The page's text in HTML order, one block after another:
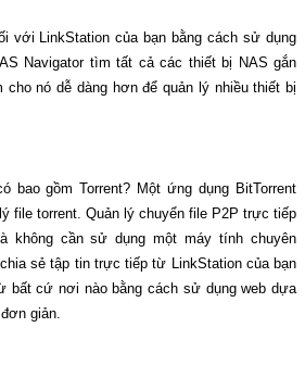
với LinkStation của bạn bằng cách sử dụng
Navigator tìm tất cả các thiết bị NAS gắn
cho nó dễ dàng hơn để quản lý nhiều thiết bị
bao gồm Torrent? Một ứng dụng BitTorrent
file torrent. Quản lý chuyển file P2P trực tiếp
không cần sử dụng một máy tính chuyên
sẻ tập tin trực tiếp từ LinkStation của bạn
bất cứ nơi nào bằng cách sử dụng web dựa
giản.